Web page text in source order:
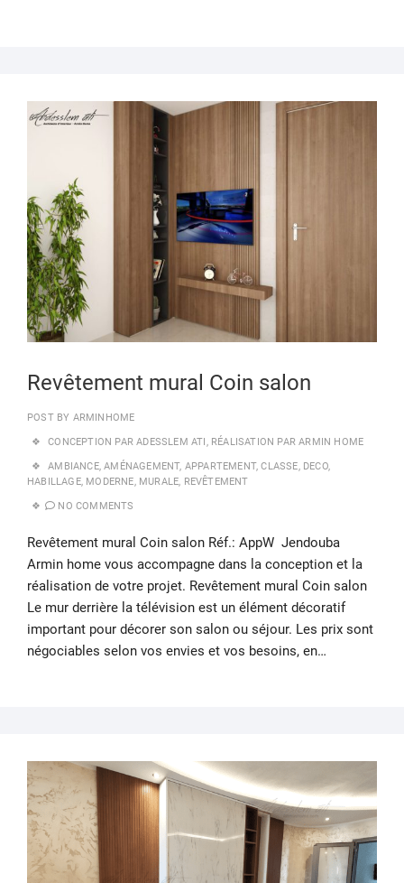
Revêtement mural Coin salon
POST BY ARMINHOME
CONCEPTION PAR ADESSLEM ATI RÉALISATION PAR ARMIN HOME
AMBIANCE,AMÉNAGEMENT, APPARTEMENT,CLASSE DECO,
HABILLAGE, MODERNE MURALE REVÊTEMENT
NO COMMENTS
Revêtement mural Coin salon Réf.: AppW Jendouba
Armin home vous accompagne dans la conception et la
réalisation de votre projet. Revêtement mural Coin salon
Le mur derrière la télévision est un élément décoratif
important pour décorer son salon ou séjour. Les prix sont
négociables selon vos envies et vos besoins, en…